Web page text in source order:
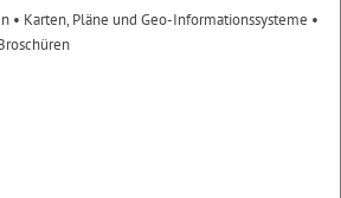
• Karten, Pläne und Geo-Informationssysteme •